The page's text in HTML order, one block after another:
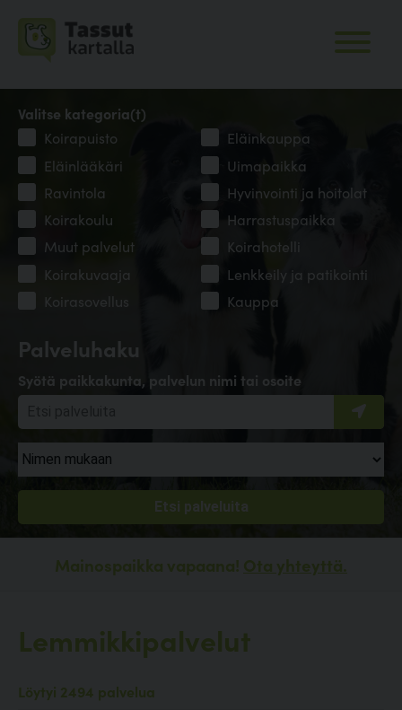
Palveluhaku
Syötä paikkakunta, palvelun nimi tai osoite
Valitse kategoria(t)
Koirapuisto
Eläinkauppa
Eläinlääkäri
Uimapaikka
Ravintola
Hyvinvointi ja hoitolat
Koirakoulu
Harrastuspaikka
Muut palvelut
Koirahotelli
Koirakuvaaja
Lenkkeily ja patikointi
Koirasovellus
Kauppa
Mainospaikka vapaana! Ota yhteyttä.
Lemmikkipalvelut
Löytyi 2494 palvelua